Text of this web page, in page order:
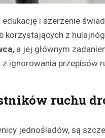
i szerzenie
z
a jej głównym
ignorowania przepisów
ruchu
jednośladów, są